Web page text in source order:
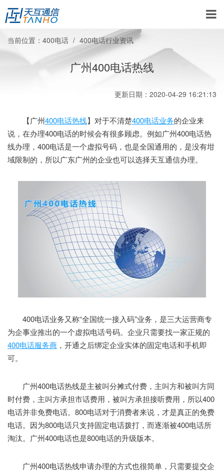
当前位置： 400电话 400电话行业资讯
广州400电话热线
更新日期：2020-04-29 16:21:13
【广州400电话热线】对于不清楚400电话业务的企业来
说，在办理400电话的时候会有很多顾虑。例如广州400电话热
线办理，400电话是一个虚拟号码，也是全国通用的，是没有坩
域限制的，所以广东广州的企业也可以选择天互通信办理。
400电话业务又称“全国统一接入码”业务，是三大运营商专
为企事业推出的一个虚拟电话号码。企业只需要找一家正规的
400电话服务商 ，开通之后绑定企业实体的固定电话和手机即
可。
广州400电话热线是主被叫分摊式付费，主叫方和被叫方同
时付费，主叫方承担市话费用，被叫方承担接听费用，所以400
电话并非免费电话。800电话对于消费者来说，才是真正的免费
电话。因为800电话只支持固定电话拨打，而逐渐被400电话所
淘汰。广州400电话也是800电话的升级版本。
广州400电话热线申请办理的方式也很简单，只需要提交企